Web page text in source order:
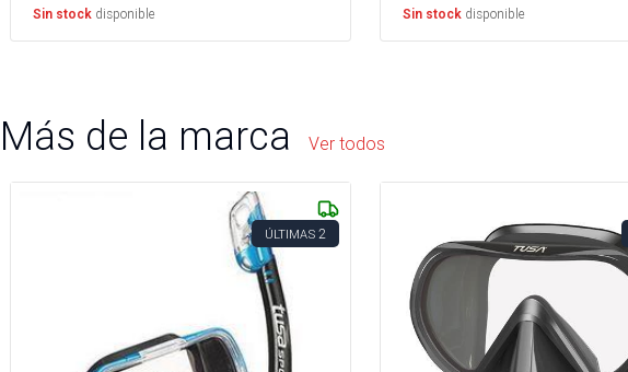
Sin stock disponible Sin stock disponible
Más de la marca Ver todos
ÚLTIMAS 2